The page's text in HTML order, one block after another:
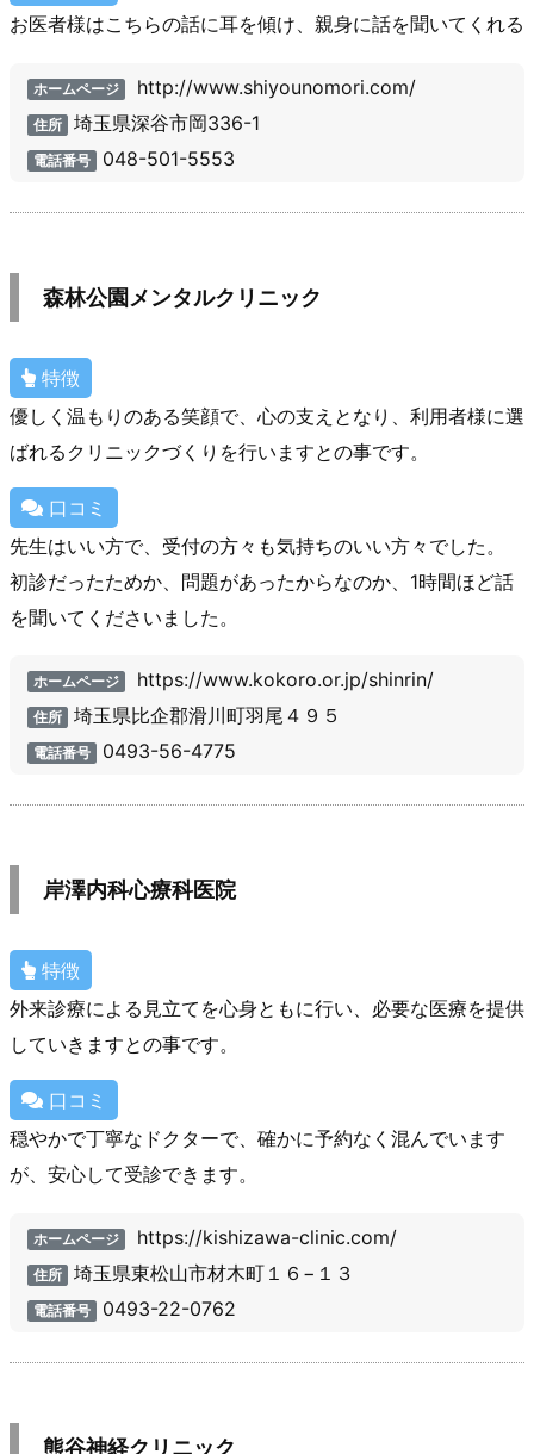
お医者様はこちらの話に耳を傾け、親身に話を聞いてくれる
ホームページ http://www.shiyounomori.com/
住所 埼玉県深谷市岡336-1
電話番号 048-501-5553
森林公園メンタルクリニック
特徴
優しく温もりのある笑顔で、心の支えとなり、利用者様に選
ばれるクリニックづくりを行いますとの事です。
口コミ
先生はいい方で、受付の方々も気持ちのいい方々でした。
初診だったためか、問題があったからなのか、1時間ほど話
を聞いてくださいました。
ホームページ https://www.kokoro.or.jp/shinrin/
住所 埼玉県比企郡滑川町羽尾４９５
電話番号 0493-56-4775
岸澤内科心療科医院
特徴
外来診療による見立てを心身ともに行い、必要な医療を提供
していきますとの事です。
口コミ
穏やかで丁寧なドクターで、確かに予約なく混んでいます
が、安心して受診できます。
ホームページ https://kishizawa-clinic.com/
住所 埼玉県東松山市材木町１６−１３
電話番号 0493-22-0762
熊谷神経クリニック